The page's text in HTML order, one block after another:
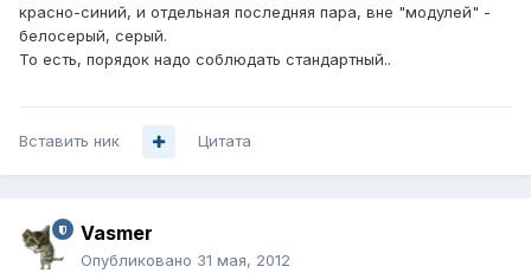
красно-синий, и отдельная последняя пара, вне "модулей" -
белосерый, серый.
То есть, порядок надо соблюдать стандартный..
Вставить ник Цитата
Vasmer
Опубликовано 31 мая, 2012